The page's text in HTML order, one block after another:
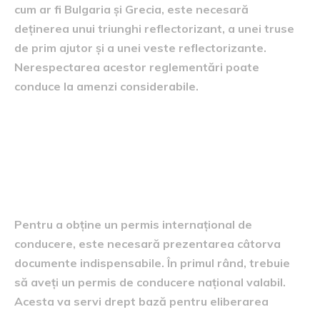
cum ar fi Bulgaria și Grecia, este necesară
deținerea unui triunghi reflectorizant, a unei truse
de prim ajutor și a unei veste reflectorizante.
Nerespectarea acestor reglementări poate
conduce la amenzi considerabile.
Pentru a obține un permis internațional de
conducere, este necesară prezentarea câtorva
documente indispensabile. În primul rând, trebuie
să aveți un permis de conducere național valabil.
Acesta va servi drept bază pentru eliberarea